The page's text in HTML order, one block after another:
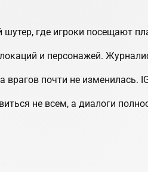
где игроки посещают
и персонажей.
врагов почти не изменилась.
не всем, а диалоги